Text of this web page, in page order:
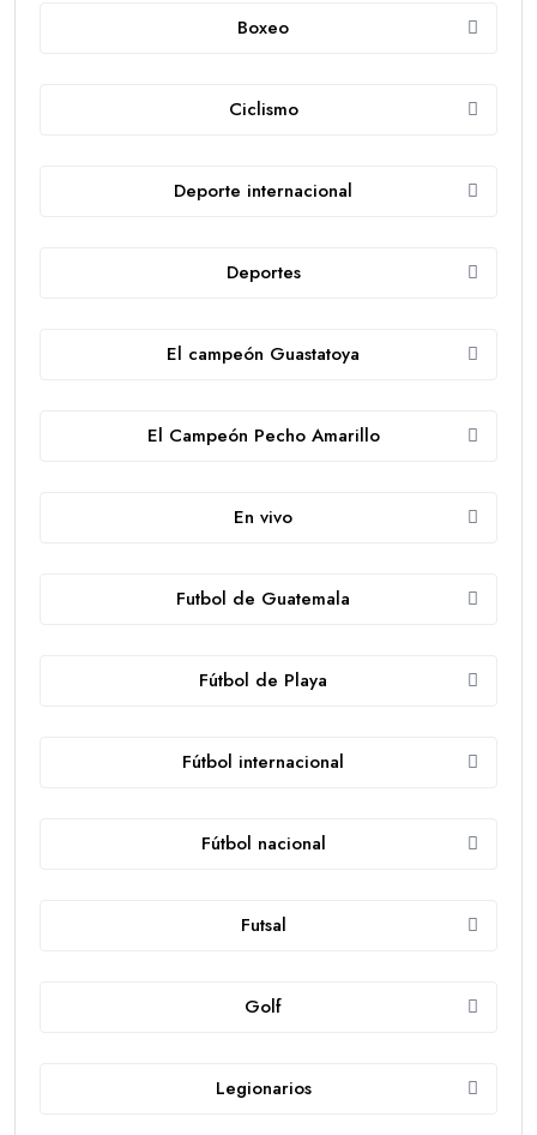
Boxeo
Ciclismo
Deporte internacional
Deportes
El campeón Guastatoya
El Campeón Pecho Amarillo
En vivo
Futbol de Guatemala
Fútbol de Playa
Fútbol internacional
Fútbol nacional
Futsal
Golf
Legionarios